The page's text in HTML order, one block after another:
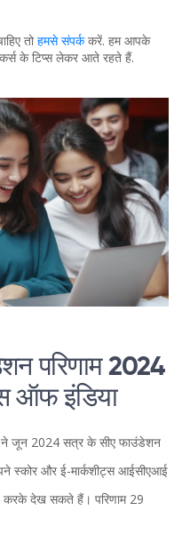
तोहमसे संपर्ककरें. हम आपके
के टिप्स लेकर आते रहते हैं.
परिणाम 2024
ऑफ इंडिया
ने जून 2024 सत्र के सीए फाउंडेशन
स्कोर और ई-मार्कशीट्स आईसीएआई
करके देख सकते हैं। परिणाम 29